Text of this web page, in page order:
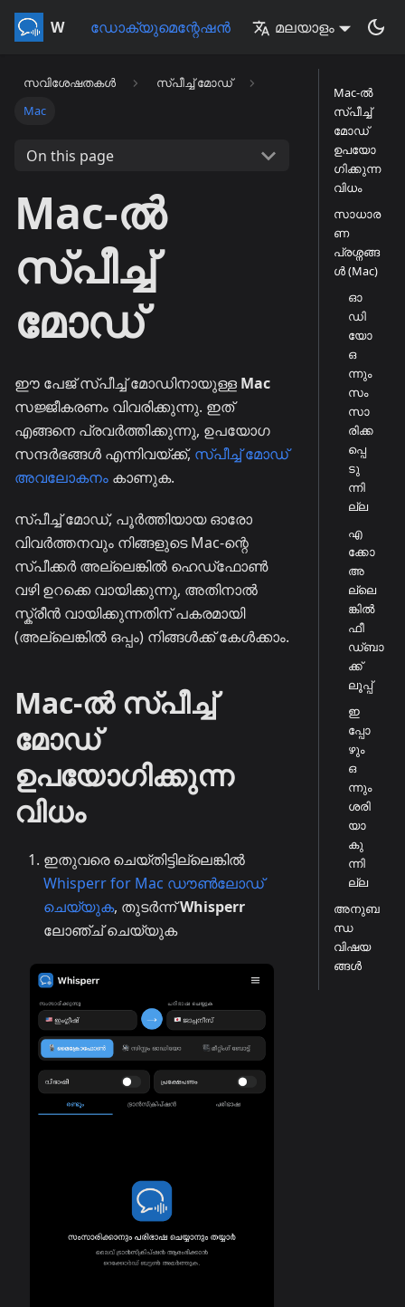
Whisperr ഡോക്യുമെന്റേഷൻ മലയാളം
സവിശേഷതകൾ
സ്പീച്ച് മോഡ്
Mac
On this page
Mac-ൽ
സ്പീച്ച്
മോഡ്
ഈ പേജ് സ്പീച്ച് മോഡിനായുള്ള Mac
സജ്ജീകരണം വിവരിക്കുന്നു. ഇത്
എങ്ങനെ പ്രവർത്തിക്കുന്നു, ഉപയോഗ
സന്ദർഭങ്ങൾ എന്നിവയ്ക്ക്, സ്പീച്ച് മോഡ്
അവലോകനം കാണുക.
സ്പീച്ച് മോഡ്, പൂർത്തിയായ ഓരോ
വിവർത്തനവും നിങ്ങളുടെ Mac-ന്റെ
സ്പീക്കർ അല്ലെങ്കിൽ ഹെഡ്ഫോൺ
വഴി ഉറക്കെ വായിക്കുന്നു, അതിനാൽ
സ്ക്രീൻ വായിക്കുന്നതിന് പകരമായി
(അല്ലെങ്കിൽ ഒപ്പം) നിങ്ങൾക്ക് കേൾക്കാം.
Mac-ൽ സ്പീച്ച്
മോഡ്
ഉപയോഗിക്കുന്ന
വിധം
ഇതുവരെ ചെയ്തിട്ടില്ലെങ്കിൽ
Whisperr for Mac ഡൗൺലോഡ്
ചെയ്യുക, തുടർന്ന്Whisperr
ലോഞ്ച് ചെയ്യുക
Mac-ൽ
സ്പീച്ച്
മോഡ്
ഉപയോ
ഗിക്കുന്ന
വിധം
സാധാര
ണ
പ്രശ്നങ്ങ
ൾ (Mac)
ഓ
ഡി
യോ
ഒ
ന്നും
സം
സാ
രിക്ക
പ്പെ
ടു
ന്നി
ല്ല
എ
ക്കോ
അ
ല്ലെ
ങ്കിൽ
ഫീ
ഡ്ബാ
ക്ക്
ലൂപ്പ്
ഇ
പ്പോ
ഴും
ഒ
ന്നും
ശരി
യാ
കു
ന്നി
ല്ല
അനുബ
ന്ധ
വിഷയ
ങ്ങൾ